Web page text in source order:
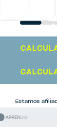
Estamos